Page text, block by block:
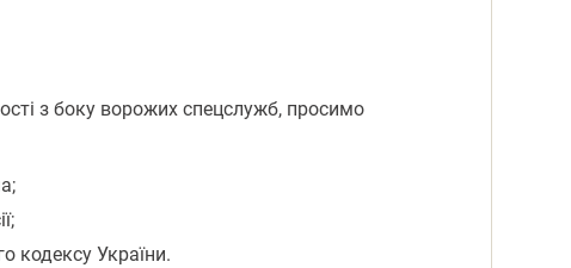
з боку ворожих спецслужб, просимо
кодексу України.